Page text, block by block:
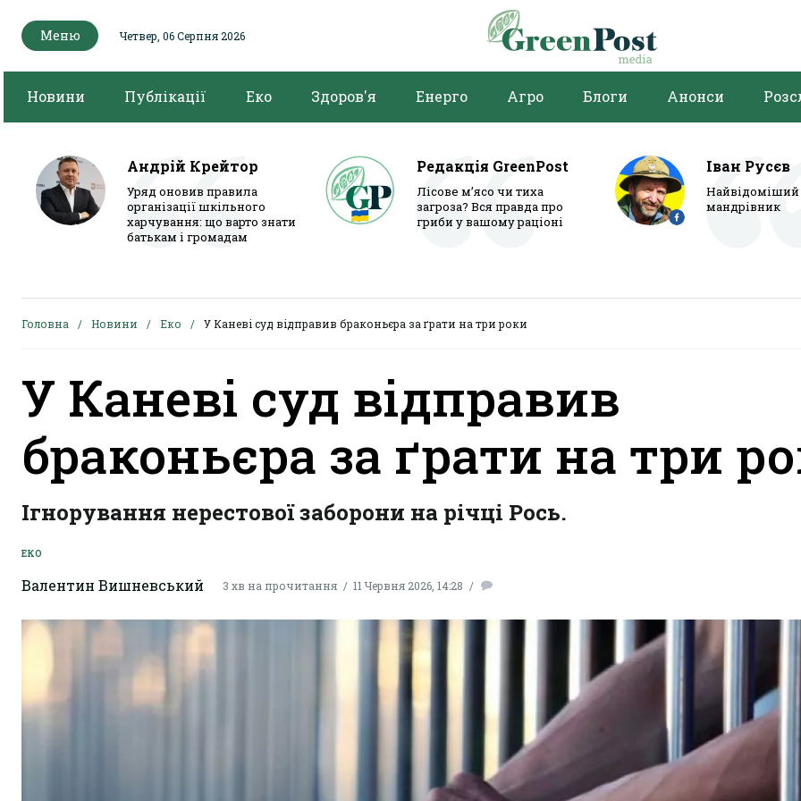
Меню Четвер, 06 Серпня 2026
Новини Публікації Еко Здоров'я Енерго Агро Блоги Анонси
Андрій Крейтор
Уряд оновив правила
організації шкільного
харчування: що варто знати
батькам і громадам
Редакція GreenPost
Лісове м’ясо чи тиха
загроза? Вся правда про
гриби у вашому раціоні
Іван Русєв
мандрівник
Головна Новини Еко У Каневі суд відправив браконьєра за ґрати на три роки
У Каневі суд відправив
браконьєра за ґрати на три
Ігнорування нерестової заборони на річці Рось.
ЕКО
Валентин Вишневський 3 хв на прочитання 11 Червня 2026, 14:28